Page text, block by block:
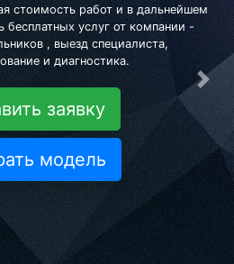
стоимость работ и в дальнейшем
бесплатных услуг от компании -
, выезд специалиста,
и диагностика.
заявку
модель